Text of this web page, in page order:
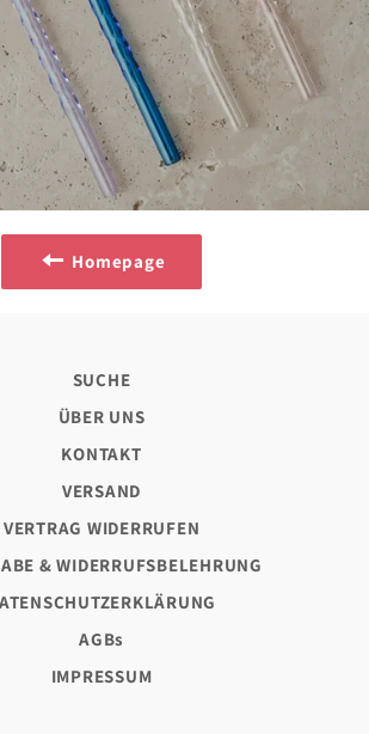
Homepage
SUCHE
ÜBER UNS
KONTAKT
VERSAND
VERTRAG WIDERRUFEN
& WIDERRUFSBELEHRUNG
AGBs
IMPRESSUM